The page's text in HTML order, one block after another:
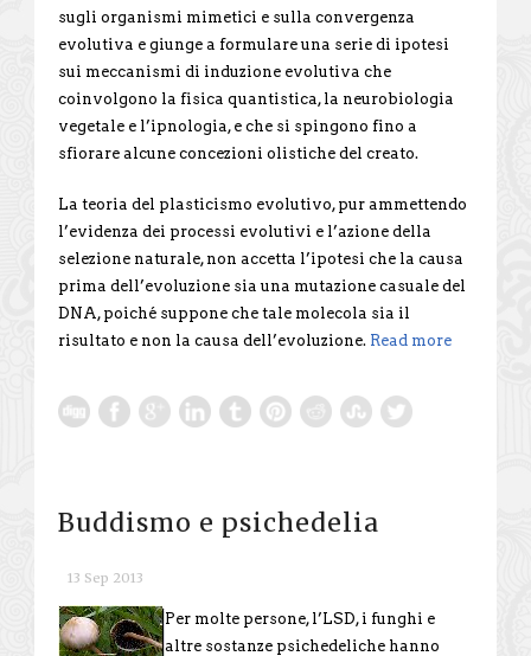
sugli organismi mimetici e sulla convergenza
evolutiva e giunge a formulare una serie di ipotesi
sui meccanismi di induzione evolutiva che
coinvolgono la fisica quantistica, la neurobiologia
vegetale e l’ipnologia, e che si spingono fino a
sfiorare alcune concezioni olistiche del creato.
La teoria del plasticismo evolutivo, pur ammettendo
l’evidenza dei processi evolutivi e l’azione della
selezione naturale, non accetta l’ipotesi che la causa
prima dell’evoluzione sia una mutazione casuale del
DNA, poiché suppone che tale molecola sia il
risultato e non la causa dell’evoluzione. Read more
Buddismo e psichedelia
13 Sep 2013
Per molte persone, l’LSD, i funghi e
altre sostanze psichedeliche hanno